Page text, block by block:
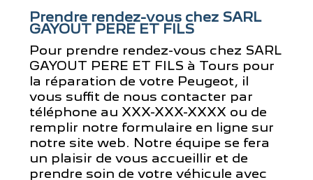
Prendre rendez-vous chez SARL
GAYOUT PERE ET FILS
Pour prendre rendez-vous chez SARL
GAYOUT PERE ET FILS à Tours pour
la réparation de votre Peugeot, il
vous suffit de nous contacter par
téléphone au XXX-XXX-XXXX ou de
remplir notre formulaire en ligne sur
notre site web. Notre équipe se fera
un plaisir de vous accueillir et de
prendre soin de votre véhicule avec